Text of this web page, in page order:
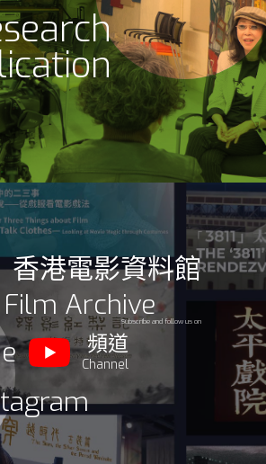
香港電影資料館
ArchiveSubscribe and follow us on
頻道
Channel